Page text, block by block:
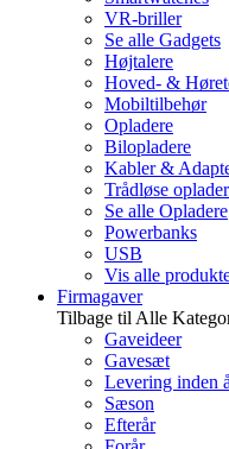
VR-briller
Se alle Gadgets
Højtalere
Hoved- &
Mobiltilbehør
Opladere
Bilopladere
Kabler &
Trådløse
Se alle Opladere
Powerbanks
USB
Vis alle
Firmagaver
Tilbage til Alle
Gaveideer
Gavesæt
Levering inden
Sæson
Efterår